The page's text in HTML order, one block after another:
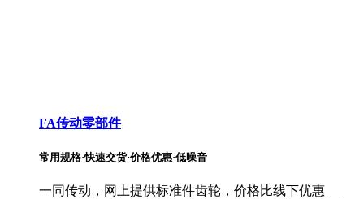
FA传动零部件
常用规格·快速交货·价格优惠·低噪音
一同传动，网上提供标准件齿轮，价格比线下优惠